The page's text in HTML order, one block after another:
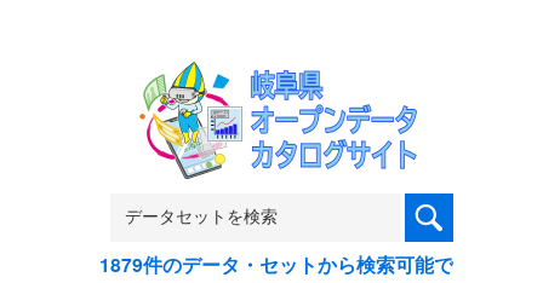
1879件のデータ・セットから検索可能で